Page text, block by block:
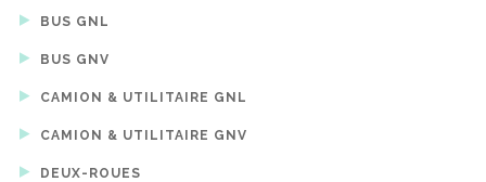
BUS GNL
BUS GNV
CAMION & UTILITAIRE GNL
CAMION & UTILITAIRE GNV
DEUX-ROUES